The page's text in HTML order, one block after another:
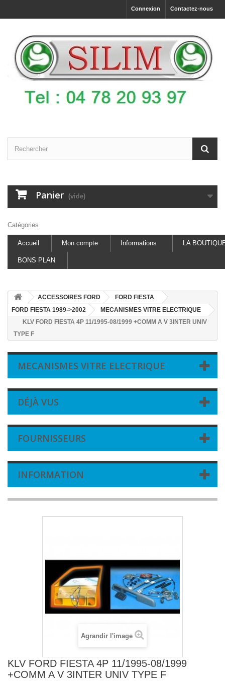
Contactez-nous
Connexion
Panier (vide)
Catégories
Accueil Mon compte Informations LA
BONS PLAN
ACCESSOIRES FORD
FORD FIESTA
FORD FIESTA 1989->2002
MECANISMES VITRE ELECTRIQUE
KLV FORD FIESTA 4P 11/1995-08/1999 +COMM A V 3INTER UNIV
TYPE F
MECANISMES VITRE ELECTRIQUE
DÉJÀ VUS
FOURNISSEURS
INFORMATION
Agrandir l'image
KLV FORD FIESTA 4P 11/1995-08/1999
+COMM A V 3INTER UNIV TYPE F